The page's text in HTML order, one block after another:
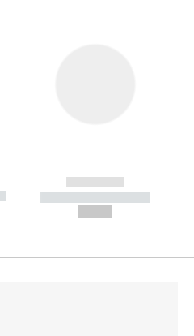
------------
----------- -----------